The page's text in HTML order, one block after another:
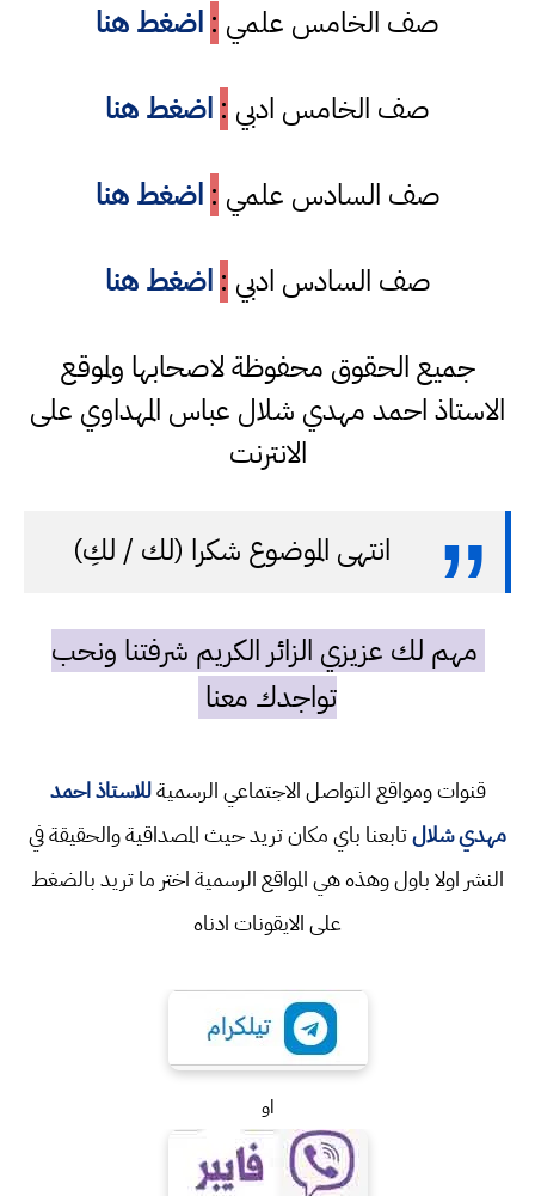
صف الخامس علمي : اضغط هنا
صف الخامس ادبي : اضغط هنا
صف السادس علمي : اضغط هنا
صف السادس ادبي : اضغط هنا
جميع الحقوق محفوظة لاصحابها ولموقع
الاستاذ احمد مهدي شلال عباس المهداوي على
الانترنت
انتهى الموضوع شكرا (لك / لكِ)
مهم لك عزيزي الزائر الكريم شرفتنا ونحب
تواجدك معنا
قنوات ومواقع التواصل الاجتماعي الرسميةللاستاذ احمد
مهدي شلالتابعنا باي مكان تريد حيث المصداقية والحقيقة في
النشر اولا باول وهذه هي المواقع الرسمية اختر ما تريد بالضغط
على الايقونات ادناه
او